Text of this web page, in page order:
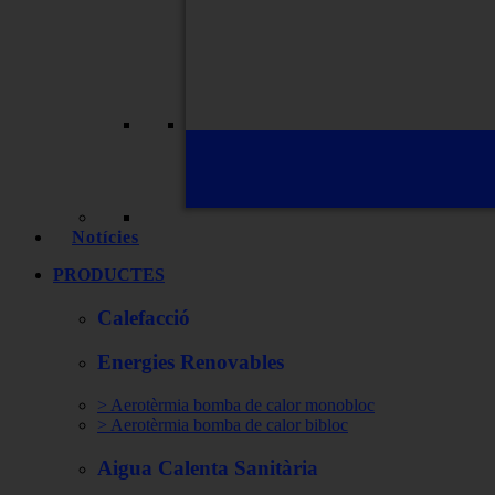
Notícies
PRODUCTES
Calefacció
Energies Renovables
> Aerotèrmia bomba de calor monobloc
> Aerotèrmia bomba de calor bibloc
Aigua Calenta Sanitària